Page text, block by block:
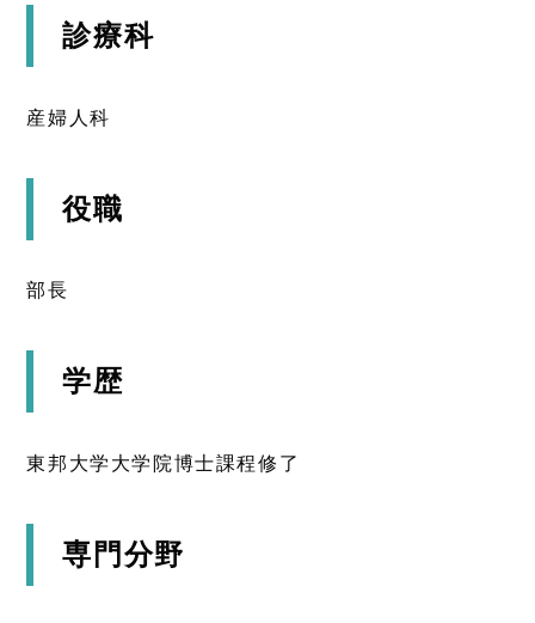
診療科
産婦人科
役職
部長
学歴
東邦大学大学院博士課程修了
専門分野